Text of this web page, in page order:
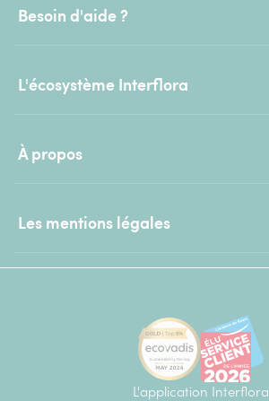
Besoin d'aide ?
L'écosystème Interflora
À propos
Les mentions légales
L'application Interflora